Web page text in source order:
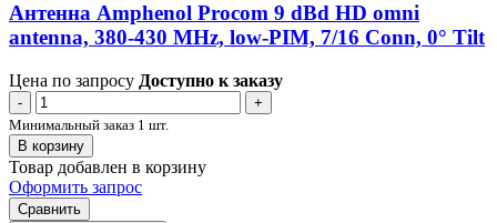
Антенна Amphenol Procom 9 dBd HD omni
antenna, 380-430 MHz, low-PIM, 7/16 Conn, 0° Tilt
Цена по запросу Доступно к заказу
-
+
Минимальный заказ 1 шт.
В корзину
Товар добавлен в корзину
Оформить запрос
Сравнить